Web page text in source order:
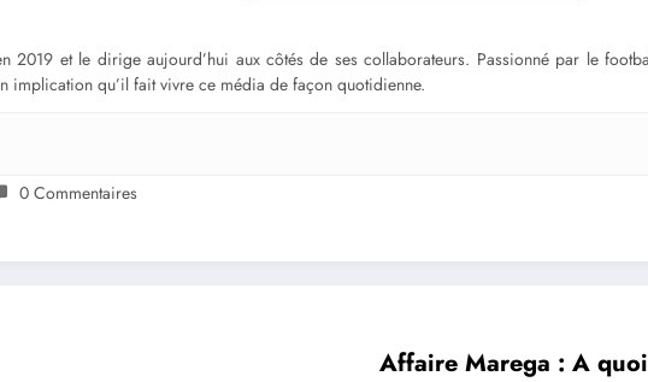
2019 et le dirige aujourd’hui aux côtés de ses collaborateurs. Passionné par le
implication qu’il fait vivre ce média de façon quotidienne.
0 Commentaires
Affaire Marega : A